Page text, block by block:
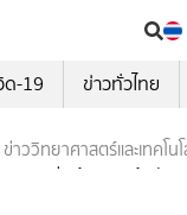
ด-19 ข่าวทั่วไทย
ข่าววิทยาศาสตร์และเทคโน
สุดยอด จ่อเข้าตลาดหุ้นตัด